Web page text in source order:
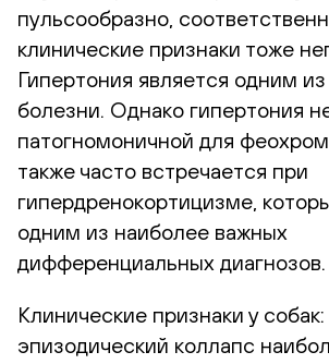
пульсообразно,
клинические признаки тоже
Гипертония является одним
болезни. Однако гипертония
патогномоничной для
также часто встречается при
гипердренокортицизме,
одним из наиболее важных
дифференциальных диагнозов.
Клинические признаки у
эпизодический коллапс